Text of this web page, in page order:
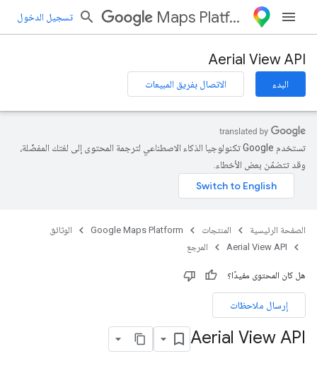
Maps Platform تسجيل الدخول
Aerial View API
البدء الاتصال بفريق المبيعات
تستخدم Google تكنولوجيا الذكاء الاصطناعي لترجمة المحتوى إلى لغتك المفضّلة،
وقد تتضمّن بعض الأخطاء.
الصفحة الرئيسية المنتجات Google Maps Platform
الوثائق
Aerial View API
المرجع
هل كان المحتوى مفيدًا؟
إرسال ملاحظات
Aerial View API